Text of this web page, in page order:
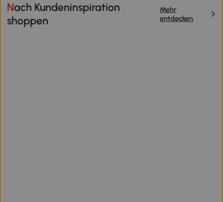
Nach Kundeninspiration
shoppen
Mehr
entdecken